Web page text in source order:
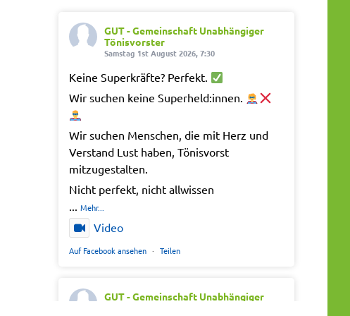
GUT - Gemeinschaft Unabhängiger
Tönisvorster
Samstag 1st August 2026, 7:30
Keine Superkräfte? Perfekt.
Wir suchen keine Superheld:innen.
Wir suchen Menschen, die mit Herz und
Verstand Lust haben, Tönisvorst
mitzugestalten.
Nicht perfekt, nicht allwissen
...Mehr...
Video
Auf Facebook ansehen · Teilen
GUT - Gemeinschaft Unabhängiger